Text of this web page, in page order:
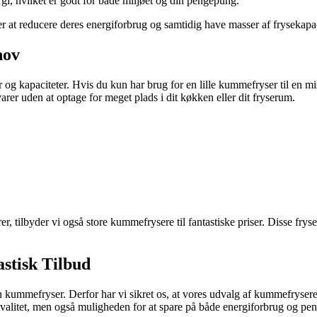
reducere deres energiforbrug og samtidig have masser af
kapaciteter. Hvis du kun har brug for en lille kummefryser til en
uden at optage for meget plads i dit køkken eller dit fryserum.
tilbyder vi også store kummefrysere til fantastiske priser. Disse
Tilbud
Derfor har vi sikret os, at vores udvalg af
men også muligheden for at spare på både energiforbrug og